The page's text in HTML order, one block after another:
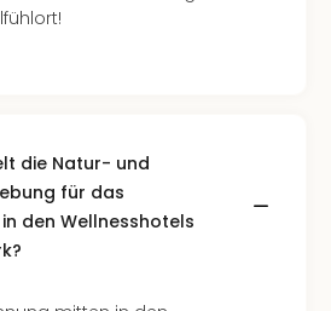
die Natur- und
für das
den Wellnesshotels